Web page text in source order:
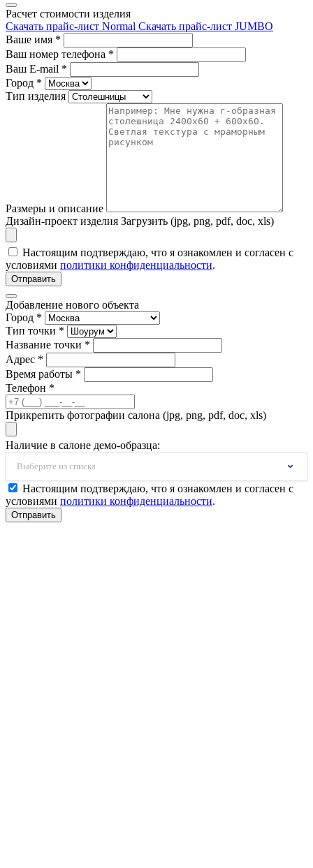
Расчет стоимости изделия
Скачать прайс-лист Normal Скачать прайс-лист JUMBO
Ваше имя *
Ваш номер телефона *
Ваш E-mail *
Город *
Тип изделия
Размеры и описание
Дизайн-проект изделия Загрузить (jpg, png, pdf, doc, xls)
Настоящим подтверждаю, что я ознакомлен и согласен с
условиями политики конфиденциальности.
Отправить
Добавление нового объекта
Город *
Тип точки *
Название точки *
Адрес *
Время работы *
Телефон *
Прикрепить фотографии салона (jpg, png, pdf, doc, xls)
Наличие в салоне демо-образца:
Выберите из списка
Настоящим подтверждаю, что я ознакомлен и согласен с
условиями политики конфиденциальности.
Отправить